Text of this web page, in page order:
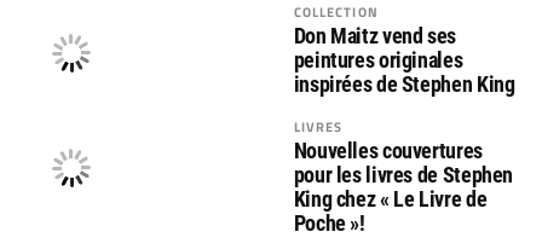
COLLECTION
Don Maitz vend ses
peintures originales
inspirées de Stephen King
LIVRES
Nouvelles couvertures
pour les livres de Stephen
King chez « Le Livre de
Poche »!